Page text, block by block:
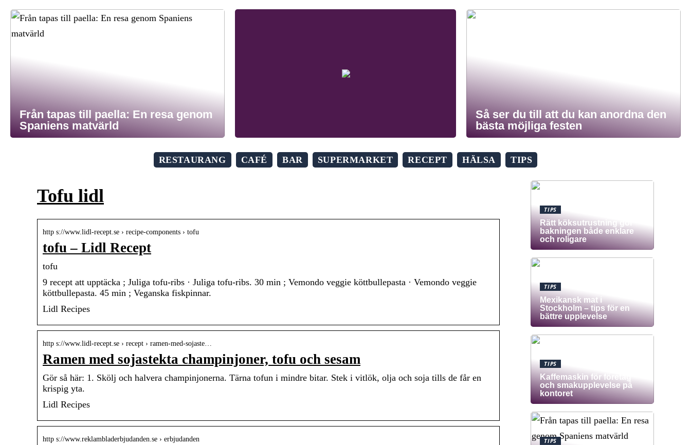
Från tapas till paella: En resa genom
Spaniens matvärld
Så ser du till att du kan anordna den
bästa möjliga festen
RESTAURANG CAFÉ BAR SUPERMARKET RECEPT HÄLSA TIPS
Tofu lidl
http s://www.lidl-recept.se › recipe-components › tofu
tofu – Lidl Recept
tofu
9 recept att upptäcka ; Juliga tofu-ribs · Juliga tofu-ribs. 30 min ; Vemondo veggie köttbullepasta · Vemondo veggie
köttbullepasta. 45 min ; Veganska fiskpinnar.
Lidl Recipes
http s://www.lidl-recept.se › recept › ramen-med-sojaste…
Ramen med sojastekta champinjoner, tofu och sesam
Gör så här: 1. Skölj och halvera champinjonerna. Tärna tofun i mindre bitar. Stek i vitlök, olja och soja tills de får en
krispig yta.
Lidl Recipes
http s://www.reklambladerbjudanden.se › erbjudanden
TIPS
Rätt köksutrustning gör
bakningen både enklare
och roligare
TIPS
Mexikansk mat i
Stockholm – tips för en
bättre upplevelse
TIPS
Kaffemaskin för företag
och smakupplevelse på
kontoret
TIPS